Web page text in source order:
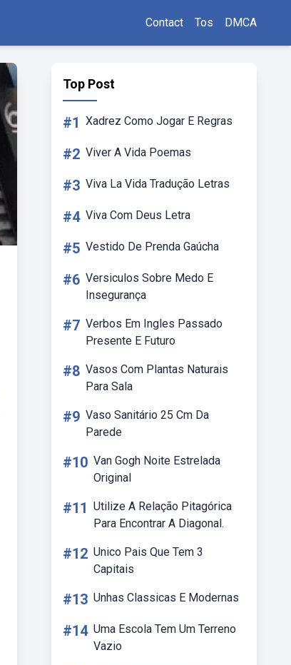
Contact Tos DMCA
Top Post
#1 Xadrez Como Jogar E Regras
#2 Viver A Vida Poemas
#3 Viva La Vida Tradução Letras
#4 Viva Com Deus Letra
#5 Vestido De Prenda Gaúcha
#6 Versiculos Sobre Medo E
Insegurança
#7 Verbos Em Ingles Passado
Presente E Futuro
#8 Vasos Com Plantas Naturais
Para Sala
#9 Vaso Sanitário 25 Cm Da
Parede
#10 Van Gogh Noite Estrelada
Original
#11 Utilize A Relação Pitagórica
Para Encontrar A Diagonal.
#12 Unico Pais Que Tem 3
Capitais
#13 Unhas Classicas E Modernas
#14 Uma Escola Tem Um Terreno
Vazio